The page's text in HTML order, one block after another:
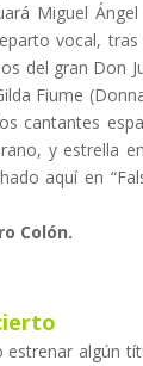
Miguel
vocal,
del gran Don
Fiume
cantantes
y estrella
aquí en
Colón.
algún